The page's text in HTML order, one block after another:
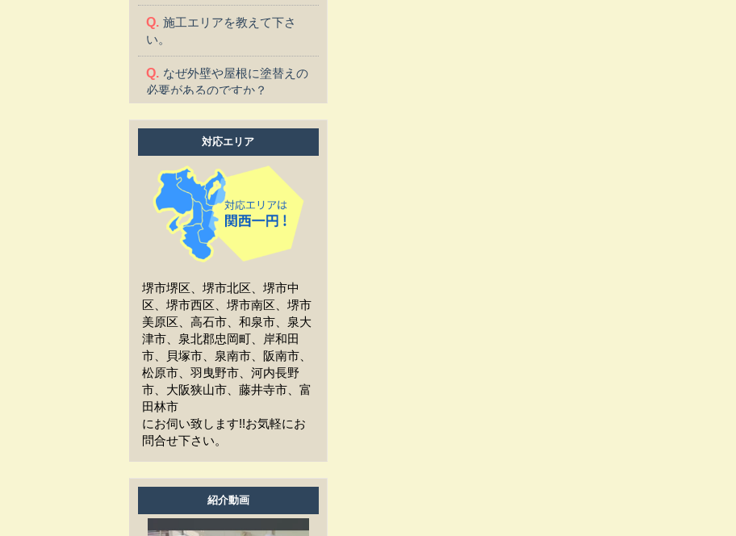
施工エリアを教えて下さ
い。
なぜ外壁や屋根に塗替えの
必要があるのですか？
塗替えに適した季節はあり
工事中、車はどうしたらい
いか？
工事中、気になる事や相談
などがある場合はどうすれば
よいですか？
工事中は留守をしても大丈
夫ですか？
施工後の保証はどうなって
いますか？
作業時間は何時から何時ま
でですか？
家の周囲に荷物を置いてま
すが、どこまで片付ければよ
いですか？
洗濯物は干せますか？
対応エリア
堺市堺区、堺市北区、堺市中
区、堺市西区、堺市南区、堺市
美原区、高石市、和泉市、泉大
津市、泉北郡忠岡町、岸和田
市、貝塚市、泉南市、阪南市、
松原市、羽曳野市、河内長野
市、大阪狭山市、藤井寺市、富
田林市
にお伺い致します!!お気軽にお
問合せ下さい。
紹介動画